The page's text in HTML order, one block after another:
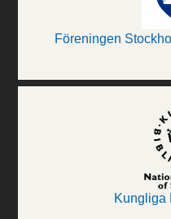
Föreningen
Kungliga